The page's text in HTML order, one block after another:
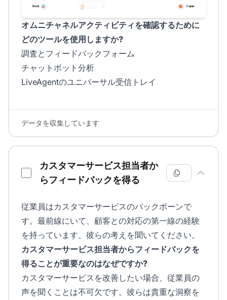
オムニチャネルアクティビティを確認するために
どのツールを使用しますか?
調査とフィードバックフォーム
チャットボット分析
LiveAgentのユニバーサル受信トレイ
データを収集しています
カスタマーサービス担当者か
らフィードバックを得る
従業員はカスタマーサービスのバックボーンで
す。最前線にいて、顧客との対応の第一線の経験
を持っています。彼らの考えを聞いてください。
カスタマーサービス担当者からフィードバックを
得ることが重要なのはなぜですか?
カスタマーサービスを改善したい場合、従業員の
声を聞くことは不可欠です。彼らは貴重な洞察を